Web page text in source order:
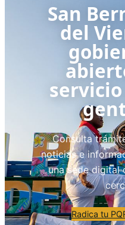
San
del
Consulta
noticias e
una sede digital
Radica tu